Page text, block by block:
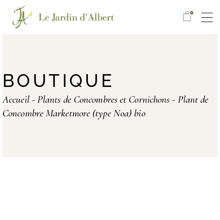
0
BOUTIQUE
Accueil Plants de Concombres et Cornichons
Plant de
Concombre Marketmore (type Noa) bio